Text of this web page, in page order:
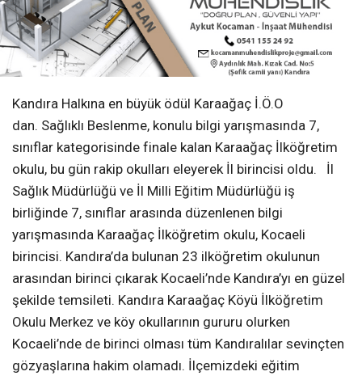
Kandıra Halkına en büyük ödül Karaağaç İ.Ö.O
dan. Sağlıklı Beslenme, konulu bilgi yarışmasında 7,
sınıflar kategorisinde finale kalan Karaağaç İlköğretim
okulu, bu gün rakip okulları eleyerek İl birincisi oldu. İl
Sağlık Müdürlüğü ve İl Milli Eğitim Müdürlüğü iş
birliğinde 7, sınıflar arasında düzenlenen bilgi
yarışmasında Karaağaç İlköğretim okulu, Kocaeli
birincisi. Kandıra’da bulunan 23 ilköğretim okulunun
arasından birinci çıkarak Kocaeli’nde Kandıra’yı en güzel
şekilde temsileti. Kandıra Karaağaç Köyü İlköğretim
Okulu Merkez ve köy okullarının gururu olurken
Kocaeli’nde de birinci olması tüm Kandıralılar sevinçten
gözyaşlarına hakim olamadı. İlçemizdeki eğitim